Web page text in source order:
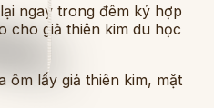
ngay trong đêm ký hợp
cho giả thiên kim du học
ôm lấy giả thiên kim, mặt